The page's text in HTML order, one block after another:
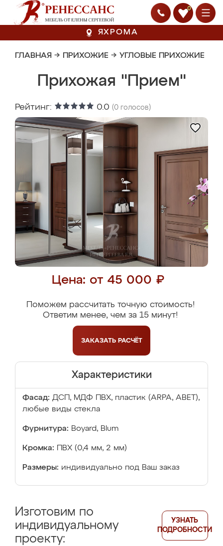
0
ЯХРОМА
ГЛАВНАЯ → ПРИХОЖИЕ → УГЛОВЫЕ ПРИХОЖИЕ
Прихожая "Прием"
Рейтинг: 0.0 (0 голосов)
Цена: от 45 000 ₽
Поможем рассчитать точную стоимость!
Ответим менее, чем за 15 минут!
ЗАКАЗАТЬ РАСЧЁТ
Характеристики
Фасад: ДСП, МДФ ПВХ, пластик (ARPA, ABET),
любые виды стекла
Фурнитура: Boyard, Blum
Кромка: ПВХ (0,4 мм, 2 мм)
Размеры: индивидуально под Ваш заказ
Изготовим по
индивидуальному
проекту:
УЗНАТЬ
ПОДРОБНОСТИ